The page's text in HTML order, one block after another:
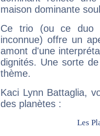
maison dominante
Ce trio (ou ce duo
inconnue) offre un
amont d'une
dignités. Une sorte
thème.
Kaci Lynn Battaglia,
des planètes :